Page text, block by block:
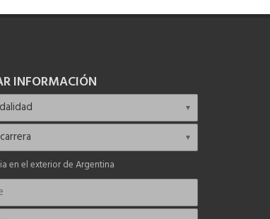
INFORMACIÓN
en el exterior de Argentina